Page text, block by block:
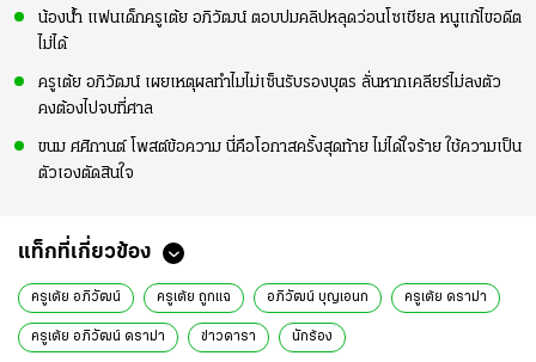
น้องน้ำ แฟนเด็กครูเต้ย อภิวัฒน์ ตอบปมคลิปหลุดว่อนโซเชียล หนูแก้ไขอดีต
ไม่ได้
ครูเต้ย อภิวัฒน์ เผยเหตุผลทำไมไม่เซ็นรับรองบุตร ลั่นหากเคลียร์ไม่ลงตัว
คงต้องไปจบที่ศาล
ขนม ศศิกานต์ โพสต์ข้อความ นี่คือโอกาสครั้งสุดท้าย ไม่ได้ใจร้าย ใช้ความเป็น
ตัวเองตัดสินใจ
แท็กที่เกี่ยวข้อง
ครูเต้ย อภิวัฒน์ ครูเต้ย ถูกแฉ อภิวัฒน์ บุญเอนก ครูเต้ย ดราม่า
ครูเต้ย อภิวัฒน์ ดราม่า ข่าวดารา นักร้อง